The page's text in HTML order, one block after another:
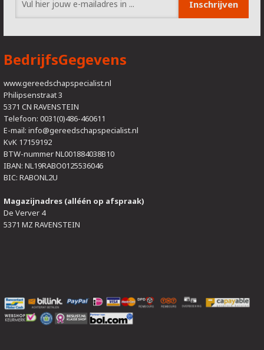
Inschrijven
BedrijfsGegevens
www.gereedschapspecialist.nl
Philipsenstraat 3
5371 CN RAVENSTEIN
Telefoon: 0031(0)486-460611
E-mail:info@gereedschapspecialist.nl
KvK 17159192
BTW-nummer NL001884038B10
IBAN: NL19RABO0125536046
BIC: RABONL2U
Magazijnadres (alléén op afspraak)
De Verver 4
5371 MZ RAVENSTEIN